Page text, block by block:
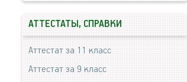
АТТЕСТАТЫ, СПРАВКИ
Аттестат за 11 класс
Аттестат за 9 класс